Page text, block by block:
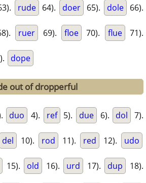
rude 64). doer 65). dole 66).
ruer 69). floe 70). flue 71).
dope
out of dropperful
duo 4). ref 5). due 6). dol 7).
del 10). rod 11). red 12). udo
15). old 16). urd 17). dup 18).